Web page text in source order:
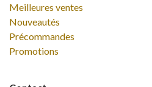
Meilleures ventes
Nouveautés
Précommandes
Promotions